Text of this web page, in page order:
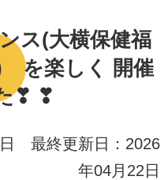
ス(大横保健福
を楽しく 開催
❣ ❣
最終更新日：2026
年04月22日